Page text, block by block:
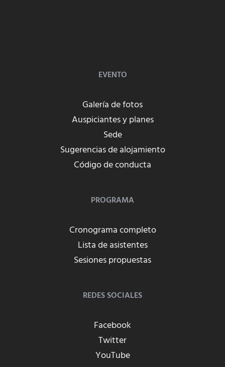
EVENTO
Galería de fotos
Auspiciantes y planes
Sede
Sugerencias de alojamiento
Código de conducta
PROGRAMA
Cronograma completo
Lista de asistentes
Sesiones propuestas
REDES SOCIALES
Facebook
Twitter
YouTube